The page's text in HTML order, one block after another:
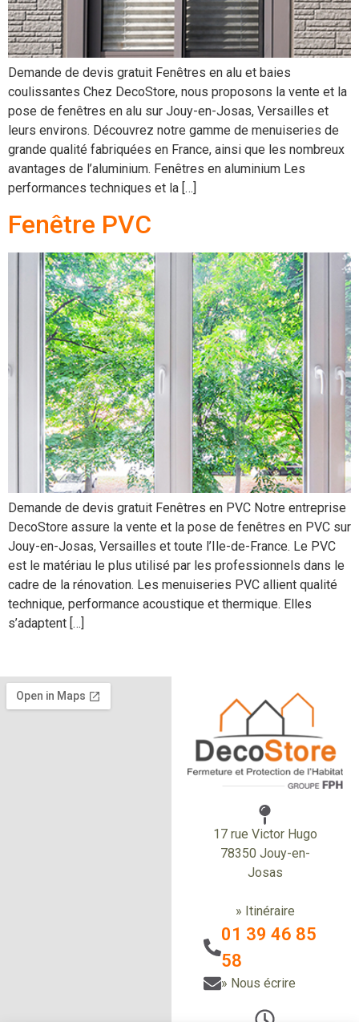
Demande de devis gratuit Fenêtres en alu et baies
coulissantes Chez DecoStore, nous proposons la vente et la
pose de fenêtres en alu sur Jouy-en-Josas, Versailles et
leurs environs. Découvrez notre gamme de menuiseries de
grande qualité fabriquées en France, ainsi que les nombreux
avantages de l’aluminium. Fenêtres en aluminium Les
performances techniques et la […]
Fenêtre PVC
Demande de devis gratuit Fenêtres en PVC Notre entreprise
DecoStore assure la vente et la pose de fenêtres en PVC sur
Jouy-en-Josas, Versailles et toute l’Ile-de-France. Le PVC
est le matériau le plus utilisé par les professionnels dans le
cadre de la rénovation. Les menuiseries PVC allient qualité
technique, performance acoustique et thermique. Elles
s’adaptent […]
17 rue Victor Hugo
78350 Jouy-en-
Josas
» Itinéraire
01 39 46 85
58
» Nous écrire